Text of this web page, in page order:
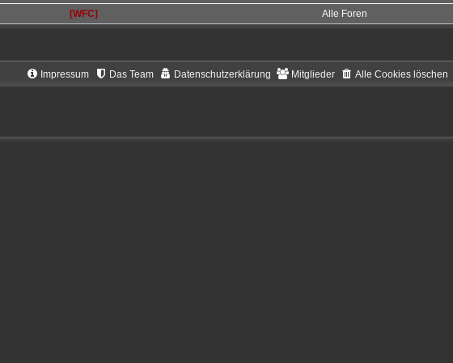
[WFC] Alle Foren
Alle Cookies löschen
Mitglieder
Datenschutzerklärung
Das Team
Impressum